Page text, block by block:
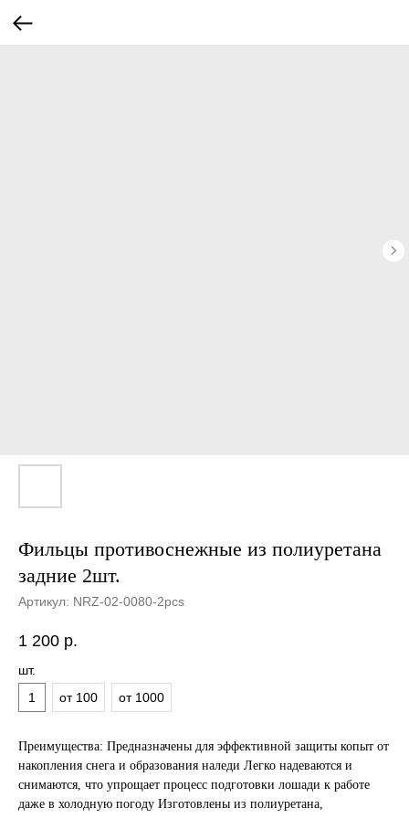
Фильцы противоснежные из полиуретана
задние 2шт.
Артикул: NRZ-02-0080-2pcs
1 200 р.
шт.
1
от 100 от 1000
Преимущества: Предназначены для эффективной защиты копыт от
накопления снега и образования наледи Легко надеваются и
снимаются, что упрощает процесс подготовки лошади к работе
даже в холодную погоду Изготовлены из полиуретана,